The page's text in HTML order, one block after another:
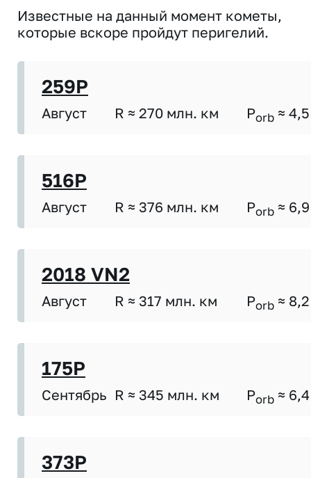
Известные на данный момент кометы,
которые вскоре пройдут перигелий.
259P
Август R ≈ 270 млн. км Porb ≈ 4,5
516P
Август R ≈ 376 млн. км Porb ≈ 6,9
2018 VN2
Август R ≈ 317 млн. км Porb ≈ 8,2
175P
Сентябрь R ≈ 345 млн. км Porb ≈ 6,4
373P